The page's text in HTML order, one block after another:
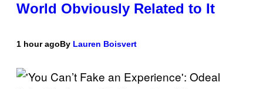
World Obviously Related to It
1 hour agoBy Lauren Boisvert